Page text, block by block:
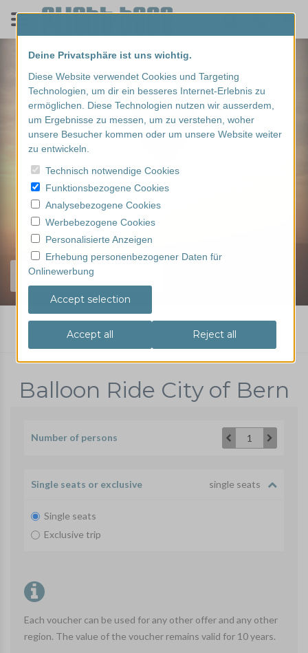
Find your experience...
Balloon ride order / book
Balloon Ride City of Bern
Number of persons 1
Single seats or exclusive single seats
Single seats
Exclusive trip
Each voucher can be used for any other offer and any other
region. The value of the voucher remains valid for 10 years.
Deine Privatsphäre ist uns wichtig.
Diese Website verwendet Cookies und Targeting
Technologien, um dir ein besseres Internet-Erlebnis zu
ermöglichen. Diese Technologien nutzen wir ausserdem,
um Ergebnisse zu messen, um zu verstehen, woher
unsere Besucher kommen oder um unsere Website weiter
zu entwickeln.
Technisch notwendige Cookies
Funktionsbezogene Cookies
Analysebezogene Cookies
Werbebezogene Cookies
Personalisierte Anzeigen
Erhebung personenbezogener Daten für
Onlinewerbung